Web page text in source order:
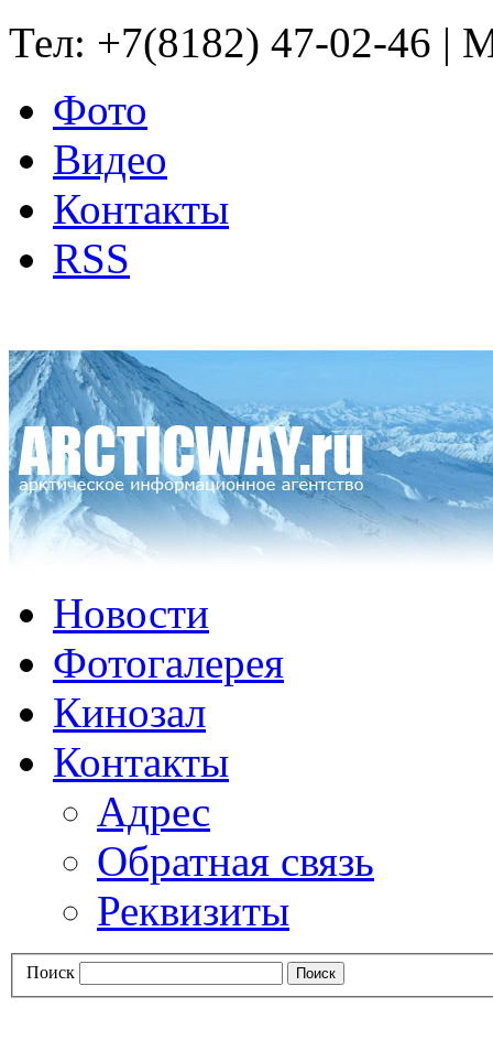
Тел: +7(8182) 47-02-46 |
Фото
Видео
Контакты
RSS
Новости
Фотогалерея
Кинозал
Контакты
Адрес
Обратная связь
Реквизиты
Поиск